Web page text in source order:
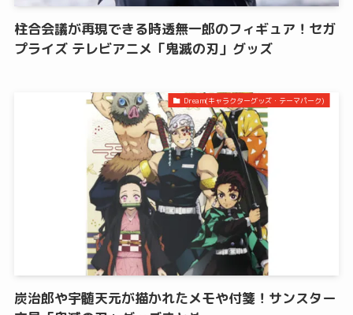
柱合会議が再現できる時透無一郎のフィギュア！セガ
プライズ テレビアニメ「鬼滅の刃」グッズ
Dream(キャラクターグッズ・テーマパーク)
炭治郎や宇髄天元が描かれたメモや付箋！サンスター